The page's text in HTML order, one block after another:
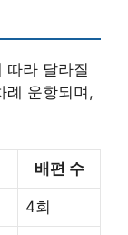
따라 달라질
례 운항되며,
배편 수
4회